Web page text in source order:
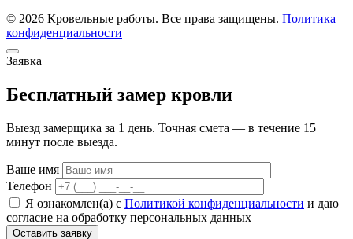
© 2026 Кровельные работы. Все права защищены. Политика
конфиденциальности
Заявка
Бесплатный замер кровли
Выезд замерщика за 1 день. Точная смета — в течение 15
минут после выезда.
Ваше имя
Телефон
Я ознакомлен(а) с Политикой конфиденциальности и даю
согласие на обработку персональных данных